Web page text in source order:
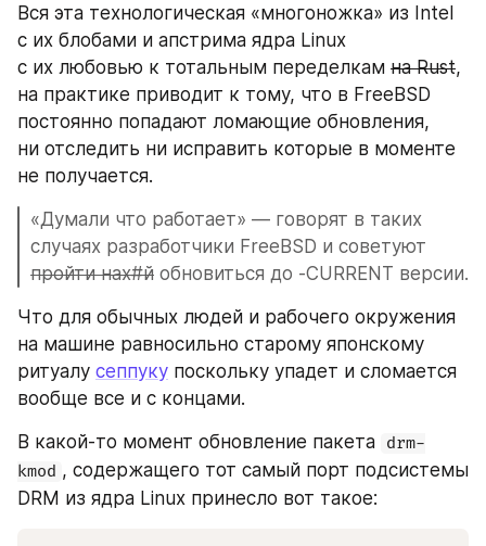
Вся эта технологическая «многоножка» из Intel
с их блобами и апстрима ядра Linux
с их любовью к тотальным переделкам на Rust,
на практике приводит к тому, что в FreeBSD
постоянно попадают ломающие обновления,
ни отследить ни исправить которые в моменте
не получается.
«Думали что работает» — говорят в таких
пройти нах#й
Что для обычных людей и рабочего окружения
на машине равносильно старому японскому
ритуалу сеппуку поскольку упадет и сломается
вообще все и с концами.
В какой-то момент обновление пакета drm-
kmod , содержащего тот самый порт подсистемы
DRM из ядра Linux принесло вот такое: